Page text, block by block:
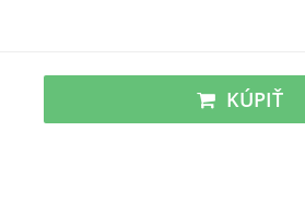
KÚPIŤ